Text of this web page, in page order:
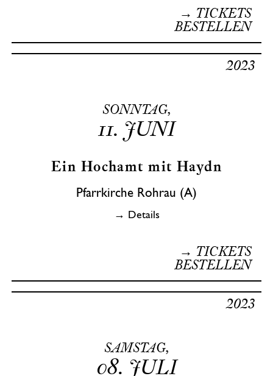
→ TICKETS
BESTELLEN
SONNTAG,
11. JUNI
2023
Ein Hochamt mit Haydn
Pfarrkirche Rohrau (A)
→ Details
→ TICKETS
BESTELLEN
SAMSTAG,
08. JULI
2023